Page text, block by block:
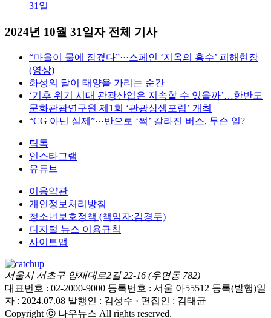
31일
2024년 10월 31일자 전체 기사
“마을이 물에 잠겼다”···스페인 ‘지옥의 홍수’ 피해현장
(영상)
화성의 달이 태양을 가리는 순간
‘기후 위기 시대 관광산업은 지속할 수 있을까’…한반도
문화관광연구원 제1회 ‘관광상생포럼’ 개최
“CG 아닌 실제”···반으로 ‘쩍’ 갈라진 버스, 무슨 일?
틱톡
인스타그램
유튜브
이용약관
개인정보처리방침
청소년보호정책 (책임자:김경두)
디지털 뉴스 이용규칙
사이트맵
서울시 서초구 양재대로2길 22-16 (우면동 782)
대표번호 : 02-2000-9000 등록번호 : 서울 아55512 등록(발행)일
자 : 2024.07.08 발행인 : 김성수 · 편집인 : 김태균
Copyright ⓒ 나우뉴스 All rights reserved.